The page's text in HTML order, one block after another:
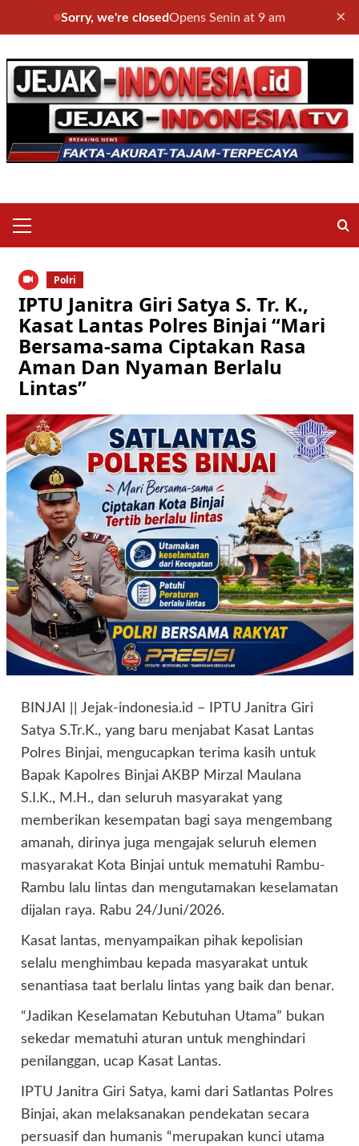
Sorry, we're closedOpens Senin at 9 am ×
to
content
Menu
Polri
IPTU Janitra Giri Satya S. Tr. K.,
Kasat Lantas Polres Binjai “Mari
Bersama-sama Ciptakan Rasa
Aman Dan Nyaman Berlalu
Lintas”
BINJAI || Jejak-indonesia.id – IPTU Janitra Giri
Satya S.Tr.K., yang baru menjabat Kasat Lantas
Polres Binjai, mengucapkan terima kasih untuk
Bapak Kapolres Binjai AKBP Mirzal Maulana
S.I.K., M.H., dan seluruh masyarakat yang
memberikan kesempatan bagi saya mengembang
amanah, dirinya juga mengajak seluruh elemen
masyarakat Kota Binjai untuk mematuhi Rambu-
Rambu lalu lintas dan mengutamakan keselamatan
dijalan raya. Rabu 24/Juni/2026.
Kasat lantas, menyampaikan pihak kepolisian
selalu menghimbau kepada masyarakat untuk
senantiasa taat berlalu lintas yang baik dan benar.
“Jadikan Keselamatan Kebutuhan Utama” bukan
sekedar mematuhi aturan untuk menghindari
penilanggan, ucap Kasat Lantas.
IPTU Janitra Giri Satya, kami dari Satlantas Polres
Binjai, akan melaksanakan pendekatan secara
persuasif dan humanis “merupakan kunci utama